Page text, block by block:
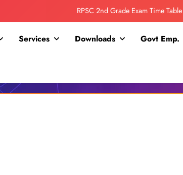
RPSC 2nd Grade Exam Time Table
RPSC 2nd Grade Exam Time Table
Services Downloads Govt Emp.